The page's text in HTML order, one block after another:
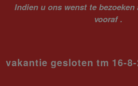
Indien u ons wenst te
vooraf .
vakantie gesloten tm 16-8-